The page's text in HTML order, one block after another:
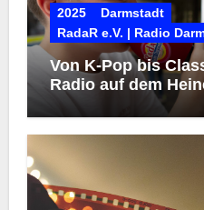
2025
Darmstadt
RadaR e.V. | Radio
Von K-Pop bis
Radio auf dem